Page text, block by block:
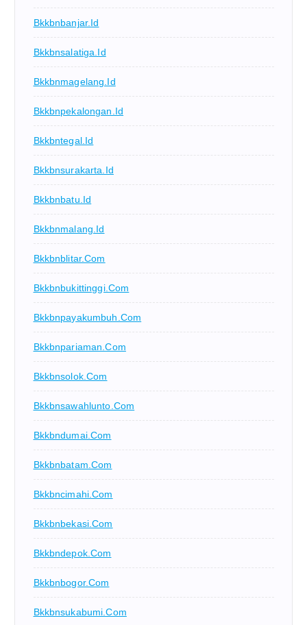
Bkkbnbanjar.id
Bkkbnsalatiga.id
Bkkbnmagelang.id
Bkkbnpekalongan.id
Bkkbntegal.id
Bkkbnsurakarta.id
Bkkbnbatu.id
Bkkbnmalang.id
Bkkbnblitar.com
Bkkbnbukittinggi.com
Bkkbnpayakumbuh.com
Bkkbnpariaman.com
Bkkbnsolok.com
Bkkbnsawahlunto.com
Bkkbndumai.com
Bkkbnbatam.com
Bkkbncimahi.com
Bkkbnbekasi.com
Bkkbndepok.com
Bkkbnbogor.com
Bkkbnsukabumi.com